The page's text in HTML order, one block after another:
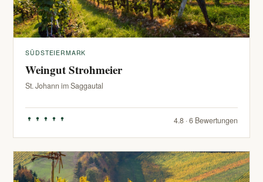
SÜDSTEIERMARK
Weingut Strohmeier
St. Johann im Saggautal
4.8 · 6 Bewertungen